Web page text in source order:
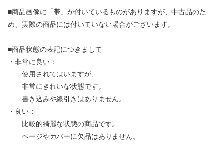
■商品画像に「帯」が付いているものがありますが、中古品のた
め、実際の商品には付いていない場合がございます。
■商品状態の表記につきまして
・非常に良い：
使用されてはいますが、
非常にきれいな状態です。
書き込みや線引きはありません。
・良い：
比較的綺麗な状態の商品です。
ページやカバーに欠品はありません。